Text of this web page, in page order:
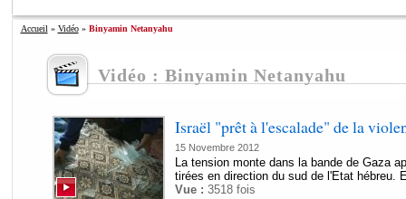
Accueil » Vidéo» Binyamin Netanyahu
Vidéo : Binyamin Netanyahu
Israël "prêt à l'escalade" de la
15 Novembre 2012
La tension monte dans la bande de Gaza
tirées en direction du sud de l'Etat hébreu.
Vue : 3518 fois